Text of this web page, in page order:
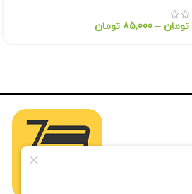
تومان –
85,000 تومان